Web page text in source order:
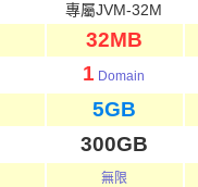
專屬JVM-32M
32MB
1 Domain
5GB
300GB
無限